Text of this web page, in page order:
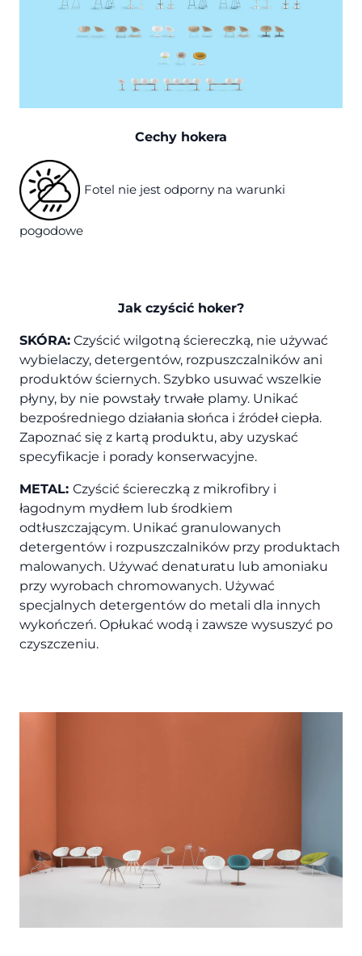
Cechy hokera
Fotel nie jest odporny na warunki
pogodowe
Jak czyścić hoker?
SKÓRA: Czyścić wilgotną ściereczką, nie używać
wybielaczy, detergentów, rozpuszczalników ani
produktów ściernych. Szybko usuwać wszelkie
płyny, by nie powstały trwałe plamy. Unikać
bezpośredniego działania słońca i źródeł ciepła.
Zapoznać się z kartą produktu, aby uzyskać
specyfikacje i porady konserwacyjne.
METAL: Czyścić ściereczką z mikrofibry i
łagodnym mydłem lub środkiem
odtłuszczającym. Unikać granulowanych
detergentów i rozpuszczalników przy produktach
malowanych. Używać denaturatu lub amoniaku
przy wyrobach chromowanych. Używać
specjalnych detergentów do metali dla innych
wykończeń. Opłukać wodą i zawsze wysuszyć po
czyszczeniu.